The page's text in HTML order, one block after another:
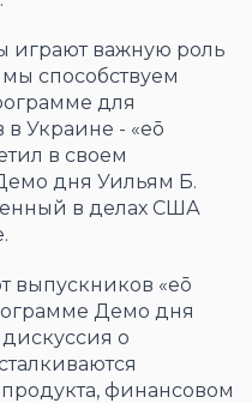
играют важную роль
мы способствуем
для
в Украине - «eō
в своем
дня Уильям Б.
в делах США
выпускников «eō
Демо дня
о
финансовом